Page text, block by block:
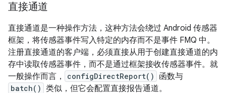
直接通道
直接通道是一种操作方法，这种方法会绕过 Android 传感器
框架，将传感器事件写入特定的内存而不是事件 FMQ 中。
注册直接通道的客户端，必须直接从用于创建直接通道的内
存中读取传感器事件，而不是通过框架接收传感器事件。就
一般操作而言，
configDirectReport() 函数与
batch() 类似，但它会配置直接报告通道。